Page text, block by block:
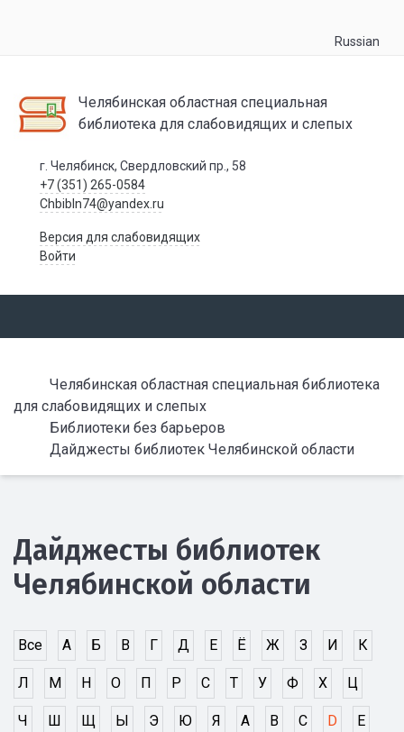
Russian
Челябинская областная специальная
библиотека для слабовидящих и слепых
г. Челябинск, Свердловский пр., 58
+7 (351) 265-0584
Chbibln74@yandex.ru
Версия для слабовидящих
Войти
Челябинская областная специальная библиотека
для слабовидящих и слепых
Библиотеки без барьеров
Дайджесты библиотек Челябинской области
Дайджесты библиотек
Челябинской области
Все А Б В Г Д Е Ё Ж З И К
Л М Н О П Р С Т У Ф Х Ц
Ч Ш Щ Ы Э Ю Я A B C D E